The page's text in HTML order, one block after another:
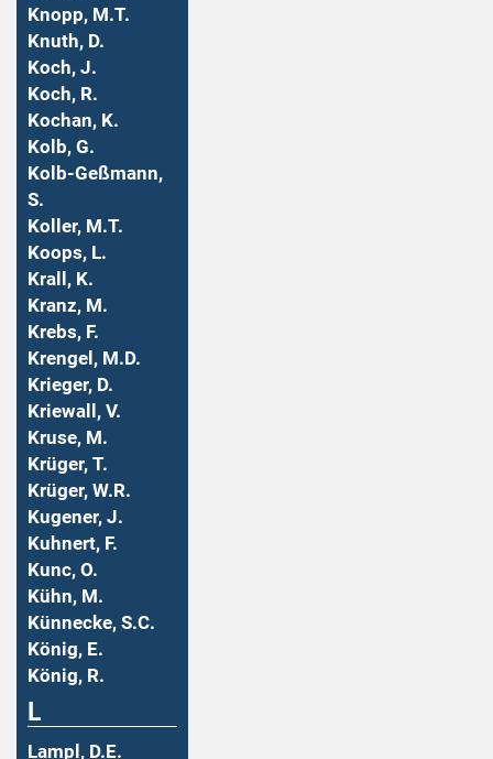
Knopp, M.T.
Knuth, D.
Koch, J.
Koch, R.
Kochan, K.
Kolb, G.
Kolb-Geßmann,
S.
Koller, M.T.
Koops, L.
Krall, K.
Kranz, M.
Krebs, F.
Krengel, M.D.
Krieger, D.
Kriewall, V.
Kruse, M.
Krüger, T.
Krüger, W.R.
Kugener, J.
Kuhnert, F.
Kunc, O.
Kühn, M.
Künnecke, S.C.
König, E.
König, R.
L
Lampl, D.E.